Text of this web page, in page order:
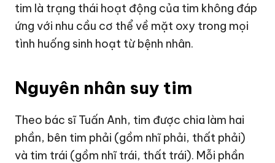
tim là trạng thái hoạt động của tim không đáp
ứng với nhu cầu cơ thể về mặt oxy trong mọi
tình huống sinh hoạt từ bệnh nhân.
Nguyên nhân suy tim
Theo bác sĩ Tuấn Anh, tim được chia làm hai
phần, bên tim phải (gồm nhĩ phải, thất phải)
và tim trái (gồm nhĩ trái, thất trái). Mỗi phần